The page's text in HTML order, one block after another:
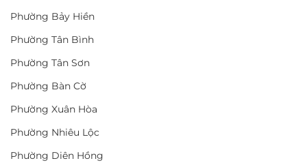
Phường Bảy Hiền
Phường Tân Bình
Phường Tân Sơn
Phường Bàn Cờ
Phường Xuân Hòa
Phường Nhiêu Lộc
Phường Diên Hồng